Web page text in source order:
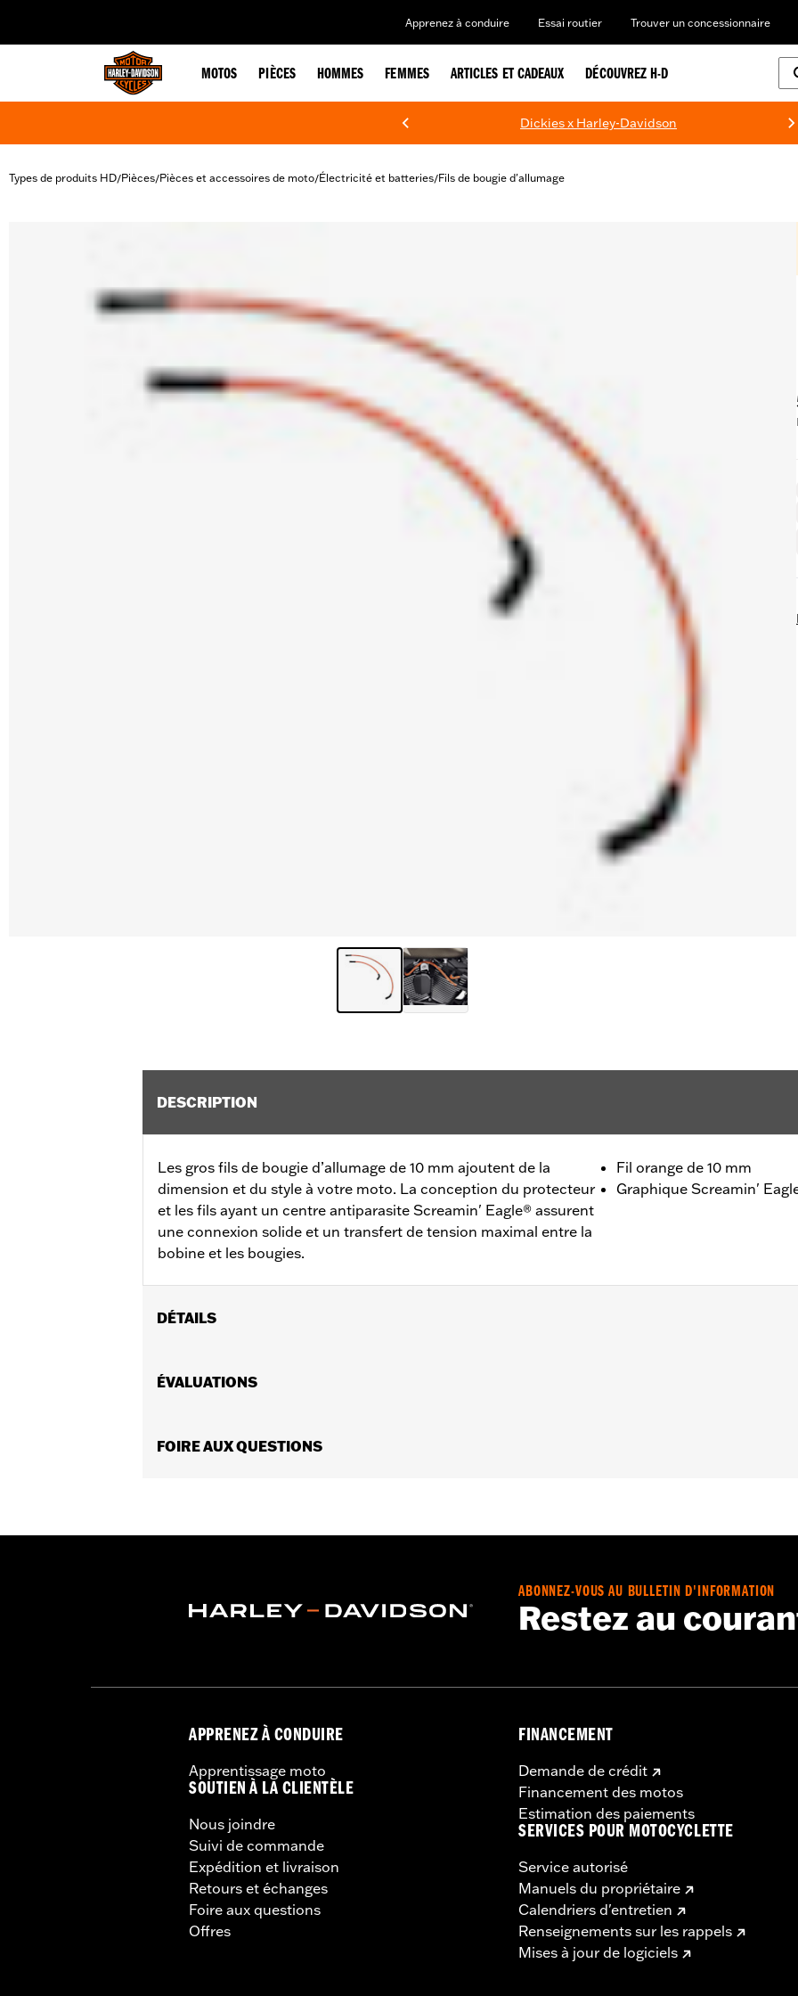
Apprenez à conduire Essai routier Trouver un concessionnaire
MOTOS PIÈCES HOMMES FEMMES ARTICLES ET CADEAUX DÉCOUVREZ H-D
Dickies x Harley-Davidson
Types de produits HD/Pièces/Pièces et accessoires de moto/Électricité et batteries/Fils de bougie d'allumage
DESCRIPTION
Les gros fils de bougie d’allumage de 10 mm ajoutent de la
dimension et du style à votre moto. La conception du protecteur
et les fils ayant un centre antiparasite Screamin' Eagle® assurent
une connexion solide et un transfert de tension maximal entre la
bobine et les bougies.
Fil orange de 10 mm
Graphique Screamin'
DÉTAILS
Vendues en unités:
ÉVALUATIONS
FOIRE AUX QUESTIONS
ABONNEZ-VOUS AU BULLETIN D'INFORMATION
Restez au
APPRENEZ À CONDUIRE
Apprentissage moto
SOUTIEN À LA CLIENTÈLE
Nous joindre
Suivi de commande
Expédition et livraison
Retours et échanges
Foire aux questions
Offres
FINANCEMENT
Demande de crédit
Financement des motos
Estimation des paiements
SERVICES POUR MOTOCYCLETTE
Service autorisé
Manuels du propriétaire
Calendriers d'entretien
Renseignements sur les rappels
Mises à jour de logiciels